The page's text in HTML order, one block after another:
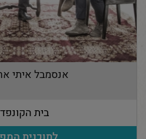
אנסמבל איתי
בית